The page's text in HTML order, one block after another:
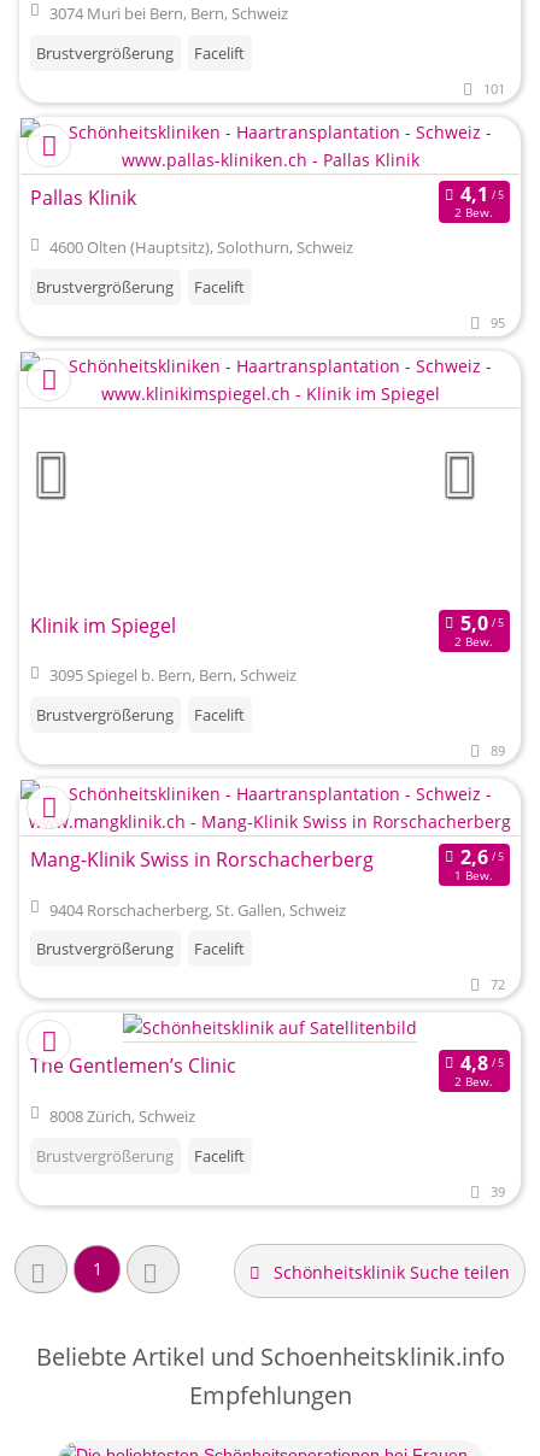
3074 Muri bei Bern, Bern, Schweiz
Brustvergrößerung
Facelift
101
Pallas Klinik
2 Bew.
4600 Olten (Hauptsitz), Solothurn, Schweiz
Brustvergrößerung
Facelift
95
Klinik im Spiegel
2 Bew.
3095 Spiegel b. Bern, Bern, Schweiz
Brustvergrößerung
Facelift
89
Mang-Klinik Swiss in Rorschacherberg
1 Bew.
9404 Rorschacherberg, St. Gallen, Schweiz
Brustvergrößerung
Facelift
72
The Gentlemen’s Clinic
2 Bew.
8008 Zürich, Schweiz
Brustvergrößerung
Facelift
39
1 Schönheitsklinik Suche teilen
Beliebte Artikel und Schoenheitsklinik.info
Empfehlungen